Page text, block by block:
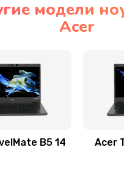
Настройка BIOS
Замена видеочипа
Заказать
модели
Acer
B5 14
Acer